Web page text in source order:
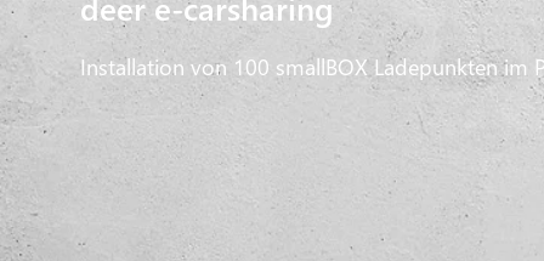
Installation von 100 smallBOX Ladepunkten im